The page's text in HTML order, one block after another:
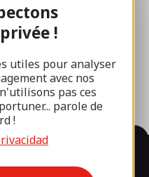
!
utiles pour analyser
avec nos
pas ces
parole de
!